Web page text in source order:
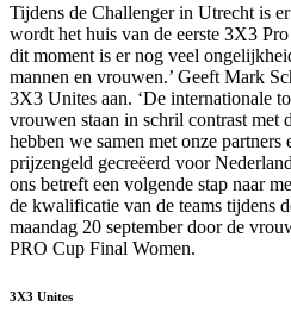
Tijdens de Challenger in Utrecht is
wordt het huis van de eerste 3X3
dit moment is er nog veel
mannen en vrouwen.’ Geeft Mark
3X3 Unites aan. ‘De internationale
vrouwen staan in schril contrast met
hebben we samen met onze partners
prijzengeld gecreëerd voor
ons betreft een volgende stap naar
de kwalificatie van de teams tijdens
maandag 20 september door de
PRO Cup Final Women.
3X3 Unites